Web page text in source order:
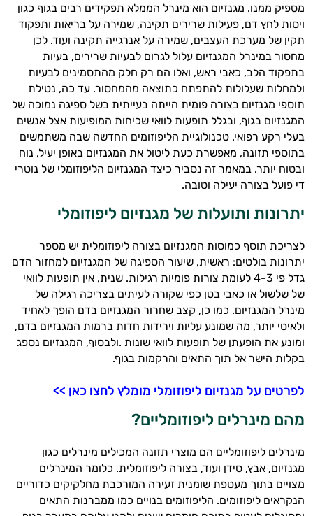
מספיק ממנו. מגנזיום הוא מינרל הממלא תפקידים רבים בגוף כגון
ויסות לחץ דם, פעילות שרירים תקינה, שמירה על בריאות ותפקוד
תקין של מערכת העצבים, שמירה על אנרגייה תקינה ועוד. לכן
מחסור במינרל המגנזיום עלול לגרום לבעיות שרירים, בעיות
בתפקוד הלב, כאבי ראש, ואלו הם רק חלק מהתסמינים לבעיות
ולמחלות שעלולות להתפתח כתוצאה מהמחסור. עד כה, נטילת
תוספי מגנזיום בצורה פומית הייתה בעייתית בשל ספיגה נמוכה של
המגנזיום בגוף, ובגלל תופעות לוואי שכיחות המופיעות אצל אנשים
בעלי רקע רפואי. טכנולוגיית הליפוזומים החדשה שבה משתמשים
בתוספי תזונה, מאפשרת כעת ליטול את המגנזיום באופן יעיל, נוח
ובטוח יותר. במאמר זה נסביר כיצד המגנזיום הליפוזומלי של נוטרי
די פועל בצורה יעילה וטובה.
יתרונות ותועלות של מגנזיום ליפוזומלי
לצריכת תוסף כמוסות המגנזיום בצורה ליפוזומלית יש מספר
יתרונות בולטים: ראשית, שיעור הספיגה של המגנזיום למחזור הדם
גדל פי 4-3 לעומת צורות פומיות רגילות. שנית, אין תופעות לוואי
של שלשול או כאבי בטן כפי שקורה לעיתים בצריכה רגילה של
מינרל המגנזיום. כמו כן, קצב שחרור המגנזיום בדם הופך לאחיד
ולאיטי יותר, מה שמונע עליות וירידות חדות ברמות המגנזיום בדם,
ומונע את הופעתן של תופעות לוואי שונות .ולבסוף, המגנזיום נספג
בקלות הישר אל תוך התאים והרקמות בגוף.
לפרטים על מגנזיום ליפוזומלי מומלץ לחצו כאן >>
מהם מינרלים ליפוזומליים?
מינרלים ליפוזומליים הם מוצרי תזונה המכילים מינרלים כגון
מגנזיום, אבץ, סידן ועוד, בצורה ליפוזומלית. כלומר המינרלים
מצויים בתוך מעטפת שומנית זעירה המורכבת מחלקיקים כדוריים
הנקראים ליפוזומים. הליפוזומים בנויים כמו ממברנות התאים